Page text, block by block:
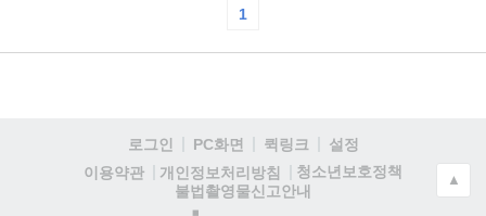
1
로그인 PC화면 퀵링크
설정
이용약관
개인정보처리방침
청소년보호정책
불법촬영물신고안내
▲